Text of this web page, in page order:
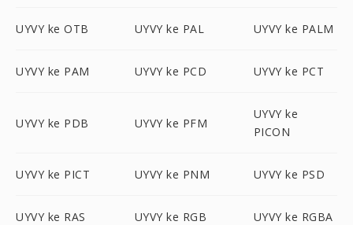
UYVY ke OTB UYVY ke PAL UYVY ke PALM
UYVY ke PAM UYVY ke PCD UYVY ke PCT
UYVY ke PDB UYVY ke PFM
UYVY ke
PICON
UYVY ke PICT UYVY ke PNM UYVY ke PSD
UYVY ke RAS UYVY ke RGB UYVY ke RGBA